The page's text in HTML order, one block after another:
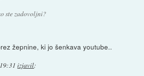
ste zadovoljni?
žepnine, ki jo šenkava youtube..
izjavil: